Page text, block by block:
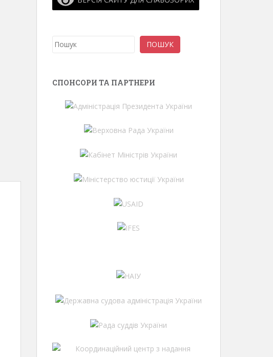
Пошук ПОШУК
СПОНСОРИ ТА ПАРТНЕРИ